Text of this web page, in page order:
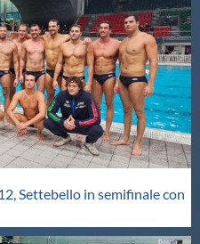
Settebello in semifinale con